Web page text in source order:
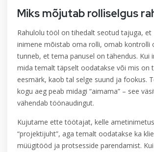
Miks mõjutab rolliselgus
Rahulolu tööl on tihedalt seotud tajuga, et
inimene mõistab oma rolli, omab kontrolli
tunneb, et tema panusel on tähendus. Kui
mida temalt täpselt oodatakse või mis on
eesmärk, kaob tal selge suund ja fookus.
kogu aeg peab midagi “aimama” – see
vähendab töönaudingut.
Kujutame ette töötajat, kelle
“projektijuht”, aga temalt oodatakse ka
müügitööd ja protsesside parendamist.